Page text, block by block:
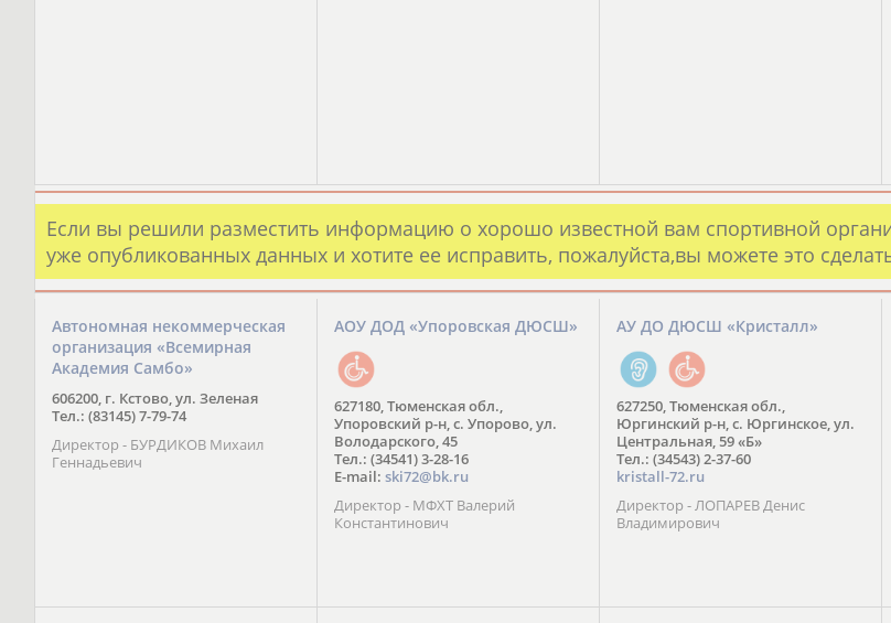
Если вы решили разместить информацию о хорошо известной вам спортивной
уже опубликованных данных и хотите ее исправить, пожалуйста,вы можете это
Автономная некоммерческая
организация «Всемирная
Академия Самбо»
606200, г. Кстово, ул. Зеленая
Тел.: (83145) 7-79-74
Директор - БУРДИКОВ Михаил
Геннадьевич
АОУ ДОД «Упоровская ДЮСШ»
627180, Тюменская обл.,
Упоровский р-н, с. Упорово, ул.
Володарского, 45
Тел.: (34541) 3-28-16
E-mail: ski72@bk.ru
Директор - МФХТ Валерий
Константинович
АУ ДО ДЮСШ «Кристалл»
627250, Тюменская обл.,
Юргинский р-н, с. Юргинское, ул.
Центральная, 59 «Б»
Тел.: (34543) 2-37-60
kristall-72.ru
Директор - ЛОПАРЕВ Денис
Владимирович